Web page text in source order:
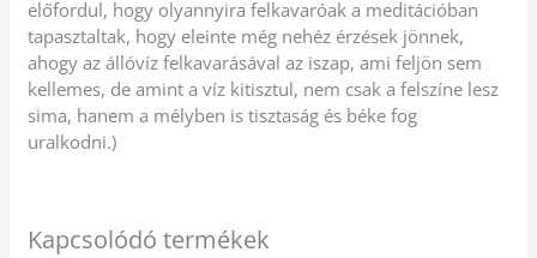
előfordul, hogy olyannyira felkavaróak a meditációban
tapasztaltak, hogy eleinte még nehéz érzések jönnek,
ahogy az állóvíz felkavarásával az iszap, ami feljön sem
kellemes, de amint a víz kitisztul, nem csak a felszíne lesz
sima, hanem a mélyben is tisztaság és béke fog
uralkodni.)
Kapcsolódó termékek